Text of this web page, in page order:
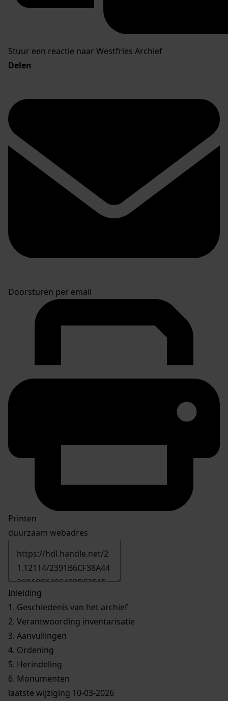
Stuur een reactie naar Westfries Archief
Delen
Doorsturen per email
Printen
duurzaam webadres
Inleiding
1. Geschiedenis van het archief
2. Verantwoording inventarisatie
3. Aanvullingen
4. Ordening
5. Herindeling
6. Monumenten
laatste wijziging 10-03-2026